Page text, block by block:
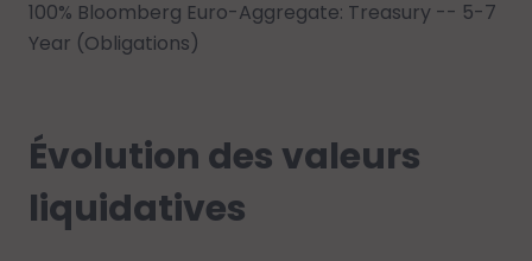
100% Bloomberg Euro-Aggregate: Treasury -- 5-7
Year (Obligations)
Évolution des valeurs
liquidatives